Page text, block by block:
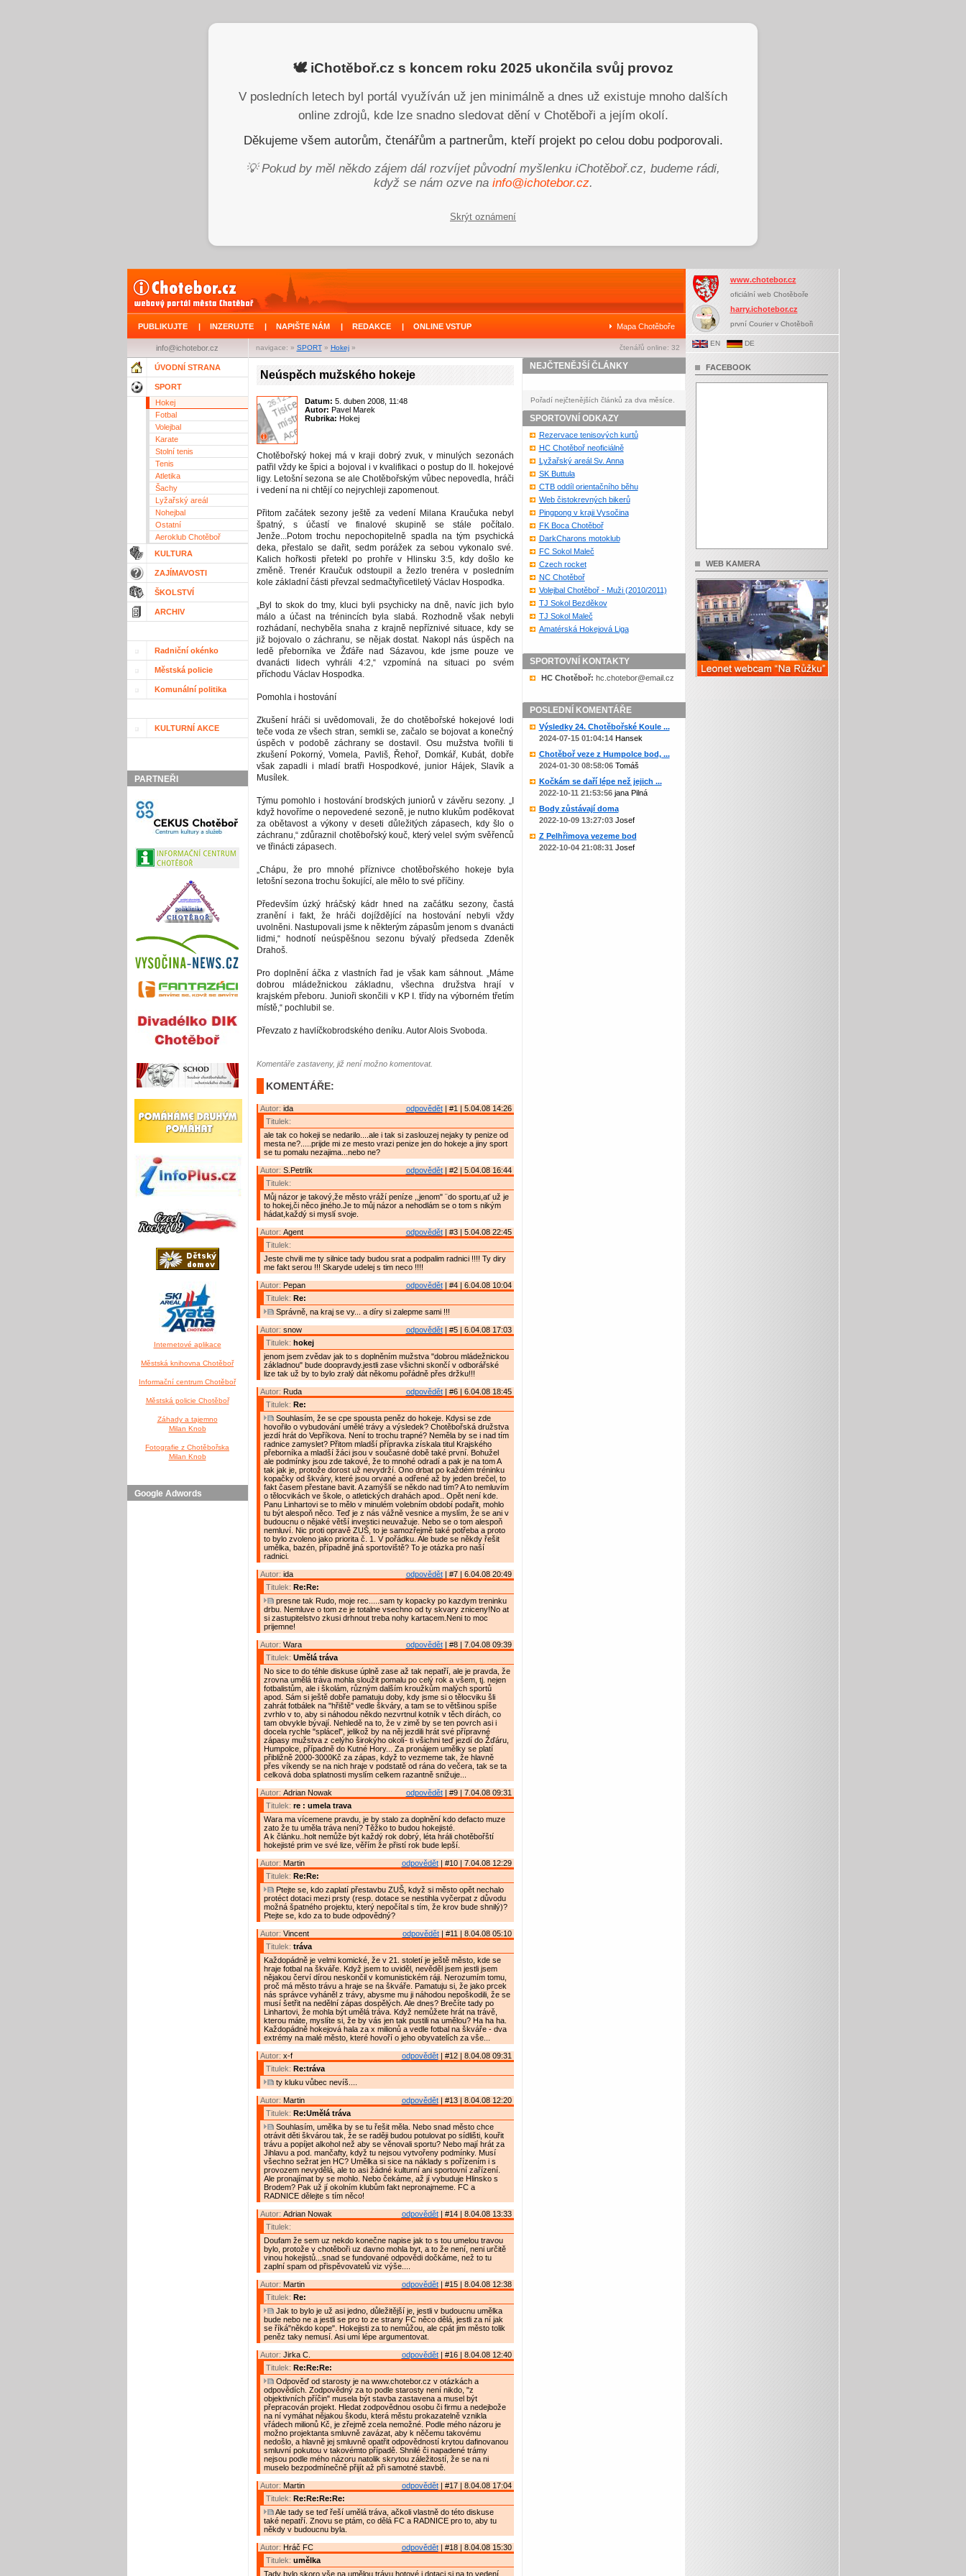
🕊️ iChotěboř.cz s koncem roku 2025 ukončila svůj provoz
V posledních letech byl portál využíván už jen minimálně a dnes už existuje mnoho dalších
online zdrojů, kde lze snadno sledovat dění v Chotěboři a jejím okolí.
Děkujeme všem autorům, čtenářům a partnerům, kteří projekt po celou dobu podporovali.
💡 Pokud by měl někdo zájem dál rozvíjet původní myšlenku iChotěboř.cz, budeme rádi,
když se nám ozve na info@ichotebor.cz.
Skrýt oznámení
PUBLIKUJTE | INZERUJTE | NAPIŠTE NÁM | REDAKCE | ONLINE VSTUP Mapa Chotěboře
navigace: » SPORT» Hokej» čtenářů online: 32
info@ichotebor.cz
ÚVODNÍ STRANA
SPORT
Hokej
Fotbal
Volejbal
Karate
Stolní tenis
Tenis
Atletika
Šachy
Lyžařský areál
Nohejbal
Ostatní
Aeroklub Chotěboř
KULTURA
ZAJÍMAVOSTI
ŠKOLSTVÍ
ARCHIV
Radniční okénko
Městská policie
Komunální politika
KULTURNÍ AKCE
PARTNEŘI
Internetové aplikace
Městská knihovna Chotěboř
Informační centrum Chotěboř
Městská policie Chotěboř
Záhady a tajemno
Milan Knob
Fotografie z Chotěbořska
Milan Knob
Google Adwords
Neúspěch mužského hokeje
Datum: 5. duben 2008, 11:48
Autor: Pavel Marek
Rubrika: Hokej
Chotěbořský hokej má v kraji dobrý zvuk, v minulých sezonách
patřil vždy ke špici a bojoval i v kvalifikaci o postup do II. hokejové
ligy. Letošní sezona se ale Chotěbořským vůbec nepovedla, hráči
i vedení na ni chtějí co nejrychleji zapomenout.
Přitom začátek sezony ještě za vedení Milana Kraučuka nebyl
špatný, s účastí ve finalové skupině se stále počítalo.
Jenže...Potom trochu nepochopitelně spadla na tým psychická
deka, přestalo se dařit, sedm porážek za sebou vykonalo své.
Kalich hořkosti přetekl po prohře v Hlinsku 3:5, kdy došlo ke
změně. Trenér Kraučuk odstoupil a žezlo trenéra v posledním
kole základní části převzal sedmačtyřicetiletý Václav Hospodka.
„Byl to skok do tmy, kluci byli psychicky na dně, navíc jich bylo
málo a účast na trénincích byla slabá. Rozhodně však nebyli
rozhádaní, nechyběla snaha z krajně nepříznivé situace, kdy se
již bojovalo o záchranu, se nějak dostat. Nakopl nás úspěch na
ledě přeborníka ve Žďáře nad Sázavou, kde jsme pouze ve
dvanácti lidech vyhráli 4:2,“ vzpomíná na situaci po svém
příchodu Václav Hospodka.
Pomohla i hostování
Zkušení hráči si uvědomovali, že do chotěbořské hokejové lodi
teče voda ze všech stran, semkli se, začalo se bojovat a konečný
úspěch v podobě záchrany se dostavil. Osu mužstva tvořili ti
zkušení Pokorný, Vomela, Pavliš, Řehoř, Domkář, Kubát, dobře
však zapadli i mladí bratři Hospodkové, junior Hájek, Slavík a
Musílek.
Týmu pomohlo i hostování brodských juniorů v závěru sezony. „I
když hovoříme o nepovedené sezoně, je nutno klukům poděkovat
za obětavost a výkony v deseti důležitých zápasech, kdy šlo o
záchranu,“ zdůraznil chotěbořský kouč, který velel svým svěřenců
ve třinácti zápasech.
„Chápu, že pro mnohé příznivce chotěbořského hokeje byla
letošní sezona trochu šokující, ale mělo to své příčiny.
Především úzký hráčský kádr hned na začátku sezony, častá
zranění i fakt, že hráči dojíždějící na hostování nebyli vždy
uvolněni. Nastupovali jsme k některým zápasům jenom s dvanácti
lidmi,“ hodnotí neúspěšnou sezonu bývalý předseda Zdeněk
Drahoš.
Pro doplnění áčka z vlastních řad je však kam sáhnout. „Máme
dobrou mládežnickou základnu, všechna družstva hrají v
krajském přeboru. Junioři skončili v KP I. třídy na výborném třetím
místě,“ pochlubil se.
Převzato z havlíčkobrodského deníku. Autor Alois Svoboda.
Komentáře zastaveny, již není možno komentovat.
KOMENTÁŘE:
odpovědět| #1 | 5.04.08 14:26
Autor: ida
Titulek:
ale tak co hokeji se nedarilo....ale i tak si zaslouzej nejaky ty penize od
mesta ne?.....prijde mi ze mesto vrazi penize jen do hokeje a jiny sport
se tu pomalu nezajima...nebo ne?
odpovědět| #2 | 5.04.08 16:44
Autor: S.Petrlík
Titulek:
Můj názor je takový,že město vráží peníze ,,jenom" ¨do sportu,ať už je
to hokej,či něco jiného.Je to můj názor a nehodlám se o tom s nikým
hádat,každý si myslí svoje.
odpovědět| #3 | 5.04.08 22:45
Autor: Agent
Titulek:
Jeste chvili me ty silnice tady budou srat a podpalim radnici !!!! Ty diry
me fakt serou !!! Skaryde udelej s tim neco !!!!
odpovědět| #4 | 6.04.08 10:04
Autor: Pepan
Titulek: Re:
Správně, na kraj se vy... a díry si zalepme sami !!!
odpovědět| #5 | 6.04.08 17:03
Autor: snow
Titulek: hokej
jenom jsem zvědav jak to s doplněním mužstva "dobrou mládežnickou
základnou" bude doopravdy.jestli zase všichni skončí v odborářské
lize tak už by to bylo zralý dát někomu pořádně přes držku!!!
odpovědět| #6 | 6.04.08 18:45
Autor: Ruda
Titulek: Re:
Souhlasím, že se cpe spousta peněz do hokeje. Kdysi se zde
hovořilo o vybudování umělé trávy a výsledek? Chotěbořská družstva
jezdí hrát do Vepříkova. Není to trochu trapné? Neměla by se i nad tím
radnice zamyslet? Přitom mladší přípravka získala titul Krajského
přeborníka a mladší žáci jsou v současné době také první. Bohužel
ale podmínky jsou zde takové, že to mnohé odradí a pak je na tom A
tak jak je, protože dorost už nevydrží. Ono drbat po každém tréninku
kopačky od škváry, které jsou orvané a odřené až by jeden brečel, to
fakt časem přestane bavit. A zamýšlí se někdo nad tím? A to nemluvím
o tělocvikách ve škole, o atletických drahách apod.. Opět není kde.
Panu Linhartovi se to mělo v minulém volebním období podařit, mohlo
tu být alespoň něco. Teď je z nás vážně vesnice a myslím, že se ani v
budoucnu o nějaké větší investici neuvažuje. Nebo se o tom alespoň
nemluví. Nic proti opravě ZUŠ, to je samozřejmě také potřeba a proto
to bylo zvoleno jako priorita č. 1. V pořádku. Ale bude se někdy řešit
umělka, bazén, případně jiná sportoviště? To je otázka pro naší
radnici.
odpovědět| #7 | 6.04.08 20:49
Autor: ida
Titulek: Re:Re:
presne tak Rudo, moje rec.....sam ty kopacky po kazdym treninku
drbu. Nemluve o tom ze je totalne vsechno od ty skvary zniceny!No at
si zastupitelstvo zkusi drhnout treba nohy kartacem.Neni to moc
prijemne!
odpovědět| #8 | 7.04.08 09:39
Autor: Wara
Titulek: Umělá tráva
No sice to do téhle diskuse úplně zase až tak nepatří, ale je pravda, že
zrovna umělá tráva mohla sloužit pomalu po celý rok a všem, tj. nejen
fotbalistům, ale i školám, různým dalším kroužkům malých sportů
apod. Sám si ještě dobře pamatuju doby, kdy jsme si o tělocviku šli
zahrát fotbálek na "hřiště" vedle škváry, a tam se to většinou spíše
zvrhlo v to, aby si náhodou někdo nezvrtnul kotník v těch dírách, co
tam obvykle bývají. Nehledě na to, že v zimě by se ten povrch asi i
docela rychle "splácel", jelikož by na něj jezdili hrát své přípravné
zápasy mužstva z celýho širokýho okolí- ti všichni teď jezdí do Žďáru,
Humpolce, případně do Kutné Hory... Za pronájem umělky se platí
přibližně 2000-3000Kč za zápas, když to vezmeme tak, že hlavně
přes víkendy se na nich hraje v podstatě od rána do večera, tak se ta
celková doba splatnosti myslím celkem razantně snižuje...
odpovědět| #9 | 7.04.08 09:31
Autor: Adrian Nowak
Titulek: re : umela trava
Wara ma vícemene pravdu, je by stalo za doplnění kdo defacto muze
zato že tu uměla tráva není? Těžko to budou hokejisté.
A k článku..holt nemůže být každý rok dobrý, léta hráli chotěbořští
hokejisté prim ve své lize, věřím že přistí rok bude lepší.
odpovědět| #10 | 7.04.08 12:29
Autor: Martin
Titulek: Re:Re:
Ptejte se, kdo zaplatí přestavbu ZUŠ, když si město opět nechalo
protéct dotaci mezi prsty (resp. dotace se nestihla vyčerpat z důvodu
možná špatného projektu, který nepočítal s tím, že krov bude shnilý)?
Ptejte se, kdo za to bude odpovědný?
odpovědět| #11 | 8.04.08 05:10
Autor: Vincent
Titulek: tráva
Každopádně je velmi komické, že v 21. století je ještě město, kde se
hraje fotbal na škváře. Když jsem to uviděl, nevěděl jsem jestli jsem
nějakou červí dírou neskončil v komunistickém ráji. Nerozumím tomu,
proč má město trávu a hraje se na škváře. Pamatuju si, že jako prcek
nás správce vyháněl z trávy, abysme mu ji náhodou nepoškodili, že se
musí šetřit na nedělní zápas dospělých. Ale dnes? Brečíte tady po
Linhartovi, že mohla být umělá tráva. Když nemůžete hrát na trávě,
kterou máte, myslíte si, že by vás jen tak pustili na umělou? Ha ha ha.
Každopádně hokejová hala za x milionů a vedle fotbal na škváře - dva
extrémy na malé město, které hovoří o jeho obyvatelích za vše...
odpovědět| #12 | 8.04.08 09:31
Autor: x-f
Titulek: Re:tráva
ty kluku vůbec nevíš....
odpovědět| #13 | 8.04.08 12:20
Autor: Martin
Titulek: Re:Umělá tráva
Souhlasím, umělka by se tu řešit měla. Nebo snad město chce
otrávit děti škvárou tak, že se raději budou potulovat po sídlišti, kouřit
trávu a popíjet alkohol než aby se věnovali sportu? Nebo mají hrát za
Jihlavu a pod. mančafty, když tu nejsou vytvořeny podmínky. Musí
všechno sežrat jen HC? Umělka si sice na náklady s pořízením i s
provozem nevydělá, ale to asi žádné kulturní ani sportovní zařízení.
Ale pronajímat by se mohlo. Nebo čekáme, až jí vybuduje Hlinsko s
Brodem? Pak už jí okolním klubům fakt nepronajmeme. FC a
RADNICE dělejte s tím něco!
odpovědět| #14 | 8.04.08 13:33
Autor: Adrian Nowak
Titulek:
Doufam že sem uz nekdo konečne napise jak to s tou umelou travou
bylo, protože v chotěboři uz davno mohla byt, a to že není, neni určitě
vinou hokejistů...snad se fundované odpovědi dočkáme, než to tu
zaplní spam od přispěvovatelů viz výše....
odpovědět| #15 | 8.04.08 12:38
Autor: Martin
Titulek: Re:
Jak to bylo je už asi jedno, důležitější je, jestli v budoucnu umělka
bude nebo ne a jestli se pro to ze strany FC něco dělá, jestli za ní jak
se říká"někdo kope". Hokejisti za to nemůžou, ale cpát jim město tolik
peněz taky nemusí. Asi umí lépe argumentovat.
odpovědět| #16 | 8.04.08 12:40
Autor: Jirka C.
Titulek: Re:Re:Re:
Odpověď od starosty je na www.chotebor.cz v otázkách a
odpovědích. Zodpovědný za to podle starosty není nikdo, "z
objektivních příčin" musela být stavba zastavena a musel být
přepracován projekt. Hledat zodpovědnou osobu či firmu a nedejbože
na ní vymáhat nějakou škodu, která městu prokazatelně vznikla
vřádech milionů Kč, je zřejmě zcela nemožné. Podle mého názoru je
možno projektanta smluvně zavázat, aby k něčemu takovému
nedošlo, a hlavně jej smluvně opatřit odpovědností krytou dafinovanou
smluvní pokutou v takovémto případě. Shnilé či napadené trámy
nejsou podle mého názoru natolik skrytou záležitostí, že se na ni
muselo bezpodmínečně přijít až při samotné stavbě.
odpovědět| #17 | 8.04.08 17:04
Autor: Martin
Titulek: Re:Re:Re:Re:
Ale tady se teď řeší umělá tráva, ačkoli vlastně do této diskuse
také nepatří. Znovu se ptám, co dělá FC a RADNICE pro to, aby tu
někdy v budoucnu byla.
odpovědět| #18 | 8.04.08 15:30
Autor: Hráč FC
Titulek: umělka
Tady bylo skoro vše na umělou trávu hotové i dotaci si na to vedení
NEJČTENĚJŠÍ ČLÁNKY
Pořadí nejčtenějších článků za dva měsíce.
SPORTOVNÍ ODKAZY
Rezervace tenisových kurtů
HC Chotěboř neoficiálně
Lyžařský areál Sv. Anna
SK Buttula
CTB oddíl orientačního běhu
Web čistokrevných bikerů
Pingpong v kraji Vysočina
FK Boca Chotěboř
DarkCharons motoklub
FC Sokol Maleč
Czech rocket
NC Chotěboř
Volejbal Chotěboř - Muži (2010/2011)
TJ Sokol Bezděkov
TJ Sokol Maleč
Amatérská Hokejová Liga
SPORTOVNÍ KONTAKTY
HC Chotěboř: zc.liame@robetohc.ch
POSLEDNÍ KOMENTÁŘE
Výsledky 24. Chotěbořské Koule ...
2024-07-15 01:04:14Hansek
Chotěboř veze z Humpolce bod, ...
2024-01-30 08:58:06Tomáš
Kočkám se daří lépe než jejich ...
2022-10-11 21:53:56jana Pilná
Body zůstávají doma
2022-10-09 13:27:03Josef
Z Pelhřimova vezeme bod
2022-10-04 21:08:31 Josef
www.chotebor.cz
oficiální web Chotěboře
harry.ichotebor.cz
první Courier v Chotěboři
EN DE
FACEBOOK
WEB KAMERA